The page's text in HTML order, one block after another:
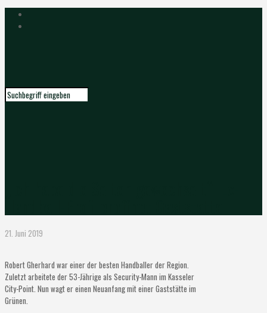
21. Juni 2019
Robert Gherhard war einer der besten Handballer der Region.
Zuletzt arbeitete der 53-Jährige als Security-Mann im Kasseler
City-Point. Nun wagt er einen Neuanfang mit einer Gaststätte im
Grünen.